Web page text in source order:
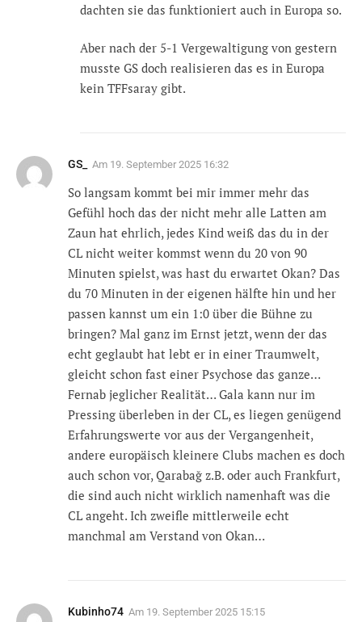
dachten sie das funktioniert auch in Europa so.
Aber nach der 5-1 Vergewaltigung von gestern
musste GS doch realisieren das es in Europa
kein TFFsaray gibt.
GS_ Am 19. September 2025 16:32
So langsam kommt bei mir immer mehr das
Gefühl hoch das der nicht mehr alle Latten am
Zaun hat ehrlich, jedes Kind weiß das du in der
CL nicht weiter kommst wenn du 20 von 90
Minuten spielst, was hast du erwartet Okan? Das
du 70 Minuten in der eigenen hälfte hin und her
passen kannst um ein 1:0 über die Bühne zu
bringen? Mal ganz im Ernst jetzt, wenn der das
echt geglaubt hat lebt er in einer Traumwelt,
gleicht schon fast einer Psychose das ganze…
Fernab jeglicher Realität… Gala kann nur im
Pressing überleben in der CL, es liegen genügend
Erfahrungswerte vor aus der Vergangenheit,
andere europäisch kleinere Clubs machen es doch
auch schon vor, Qarabağ z.B. oder auch Frankfurt,
die sind auch nicht wirklich namenhaft was die
CL angeht. Ich zweifle mittlerweile echt
manchmal am Verstand von Okan…
Kubinho74 Am 19. September 2025 15:15